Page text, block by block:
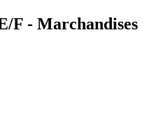
F - Marchandises